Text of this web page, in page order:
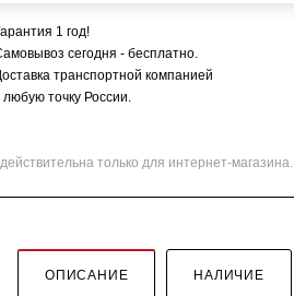
1 год!
сегодня - бесплатно.
транспортной компанией
любую точку России.
только для интернет-магазина.
ОПИСАНИЕ НАЛИЧИЕ